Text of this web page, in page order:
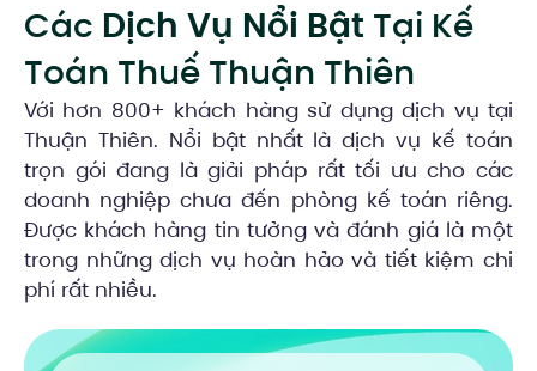
Các Dịch Vụ Nổi Bật Tại Kế
Toán Thuế Thuận Thiên
Với hơn 800+ khách hàng sử dụng dịch vụ tại
Thuận Thiên. Nổi bật nhất là dịch vụ kế toán
trọn gói đang là giải pháp rất tối ưu cho các
doanh nghiệp chưa đến phòng kế toán riêng.
Được khách hàng tin tưởng và đánh giá là một
trong những dịch vụ hoàn hảo và tiết kiệm chi
phí rất nhiều.